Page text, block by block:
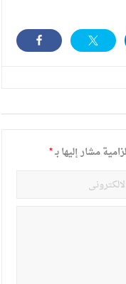
مشار إليها بـ*